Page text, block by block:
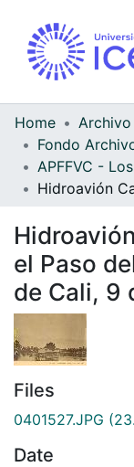
Home
el Paso
de Cali, 9
Files
0401527.JPG
Date